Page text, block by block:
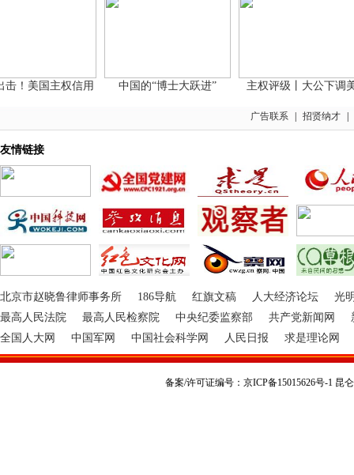
美国主权信用 中国的“博士大跃进” 主权评级丨大公下调美
广告联系 招贤纳才
友情链接
北京市赵晓鲁律师事务所 186导航 红旗文稿 人大经济论坛
光
最高人民法院
最高人民检察院 中央纪委监察部 共产党新闻网
全国人大网
中国军网 中国社会科学网 人民日报 求是理论网
备案/许可证编号：京ICP备15015626号-1 昆